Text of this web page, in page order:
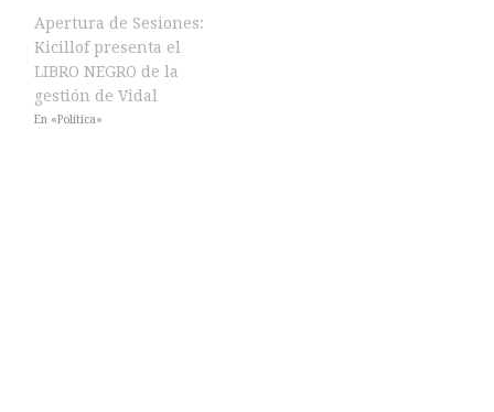
Apertura de Sesiones:
Kicillof presenta el
LIBRO NEGRO de la
gestión de Vidal
En «Política»